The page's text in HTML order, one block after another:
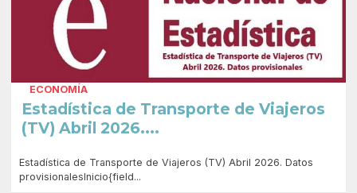
ECONOMÍA
Estadística de Transporte de Viajeros
(TV) Abril 2026....
Estadística de Transporte de Viajeros (TV) Abril 2026. Datos
provisionalesInicio{field...